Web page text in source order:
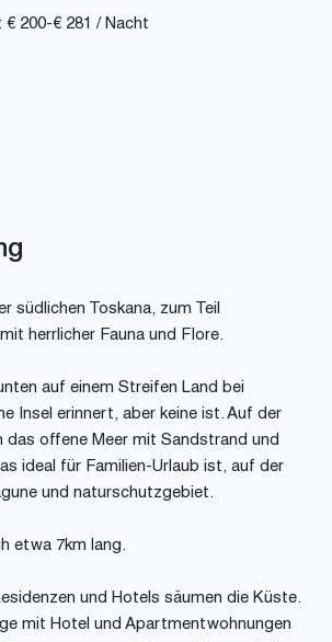
€ 200-€ 281 / Nacht
südlichen Toskana, zum Teil
herrlicher Fauna und Flore.
auf einem Streifen Land bei
Insel erinnert, aber keine ist. Auf der
das offene Meer mit Sandstrand und
ideal für Familien-Urlaub ist, auf der
und naturschutzgebiet.
etwa 7km lang.
und Hotels säumen die Küste.
mit Hotel und Apartmentwohnungen